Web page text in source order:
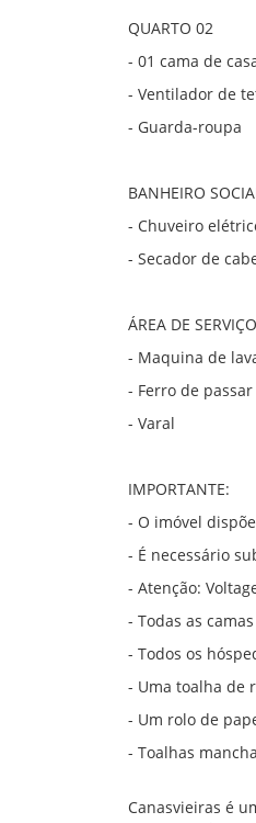
QUARTO 02
- 01 cama de
- Ventilador de
- Guarda-roupa
BANHEIRO
- Chuveiro
- Secador de
ÁREA DE SERVIÇO
- Maquina de
- Ferro de
- Varal
IMPORTANTE:
- O imóvel
- É necessário
- Atenção:
- Todas as
- Todos os
- Uma toalha de
- Um rolo de
- Toalhas
Canasvieiras é